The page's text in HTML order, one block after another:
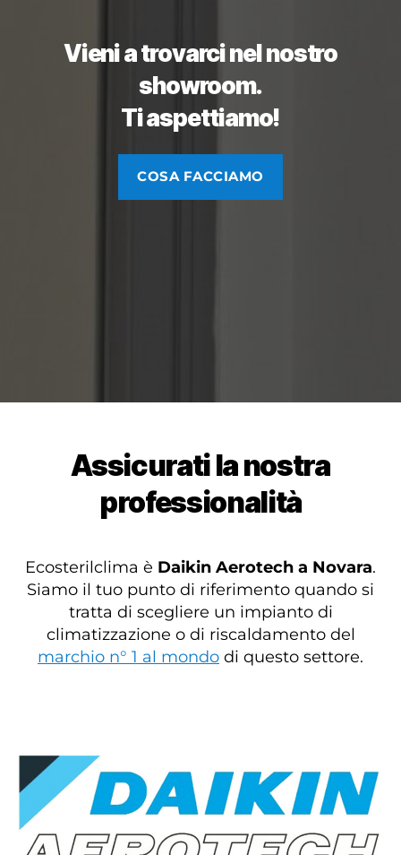
Vieni a trovarci nel nostro
showroom.
Ti aspettiamo!
COSA FACCIAMO
Assicurati la nostra
professionalità
Ecosterilclima è Daikin Aerotech a Novara.
Siamo il tuo punto di riferimento quando si
tratta di scegliere un impianto di
climatizzazione o di riscaldamento del
marchio n° 1 al mondo di questo settore.